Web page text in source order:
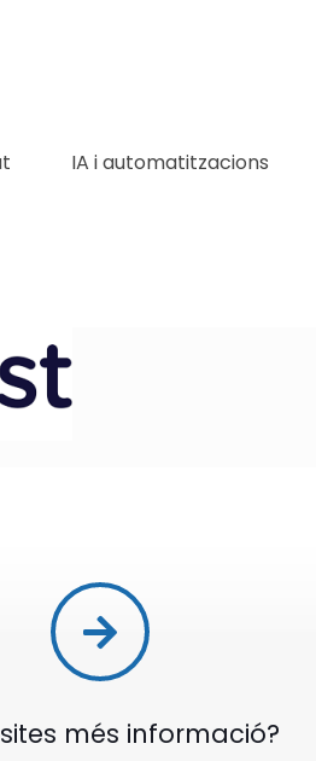
IA i automatitzacions
més informació?